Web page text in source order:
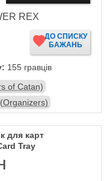
REX
ДО СПИСКУ
БАЖАНЬ
155 гравців
of Catan)
для карт
Tray